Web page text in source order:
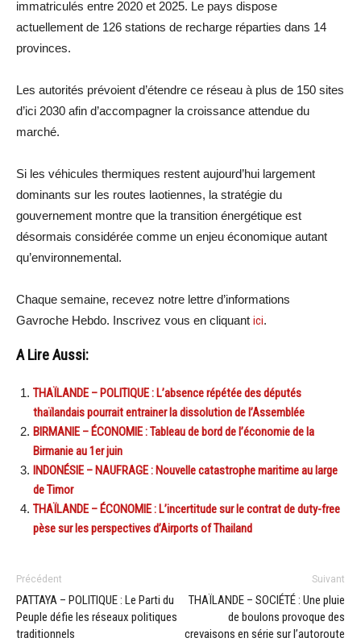
immatriculés entre 2020 et 2025. Le pays dispose
actuellement de 126 stations de recharge réparties dans 14
provinces.
Les autorités prévoient d’étendre ce réseau à plus de 150 sites
d’ici 2030 afin d’accompagner la croissance attendue du
marché.
Si les véhicules thermiques restent aujourd’hui largement
dominants sur les routes laotiennes, la stratégie du
gouvernement montre que la transition énergétique est
désormais considérée comme un enjeu économique autant
qu’environnemental.
Chaque semaine, recevez notre lettre d’informations
Gavroche Hebdo. Inscrivez vous en cliquant ici.
A Lire Aussi:
THAÏLANDE – POLITIQUE : L’absence répétée des députés
thaïlandais pourrait entrainer la dissolution de l’Assemblée
BIRMANIE – ÉCONOMIE : Tableau de bord de l’économie de la
Birmanie au 1er juin
INDONÉSIE – NAUFRAGE : Nouvelle catastrophe maritime au large
de Timor
THAÏLANDE – ÉCONOMIE : L’incertitude sur le contrat de duty-free
pèse sur les perspectives d’Airports of Thailand
Précédent
PATTAYA – POLITIQUE : Le Parti du
Peuple défie les réseaux politiques
traditionnels
Suivant
THAÏLANDE – SOCIÉTÉ : Une pluie
de boulons provoque des
crevaisons en série sur l’autoroute